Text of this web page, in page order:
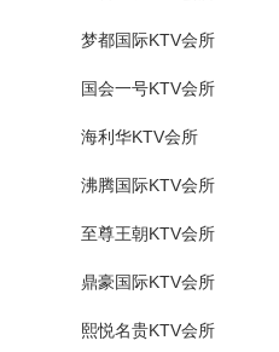
梦都国际KTV会所
国会一号KTV会所
海利华KTV会所
沸腾国际KTV会所
至尊王朝KTV会所
鼎豪国际KTV会所
熙悦名贵KTV会所